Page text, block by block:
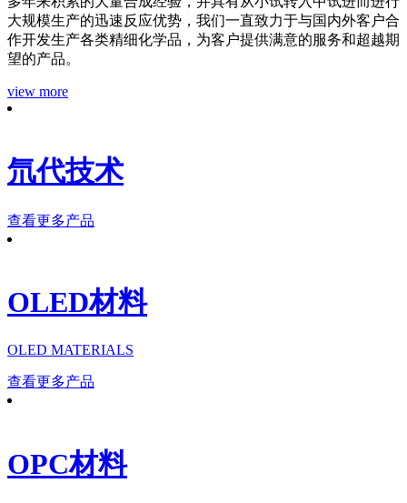
大规模生产的迅速反应优势，我们一直致力于与国内外客户合
作开发生产各类精细化学品，为客户提供满意的服务和超越期
望的产品。
view more
氘代技术
查看更多产品
OLED材料
OLED MATERIALS
查看更多产品
OPC材料